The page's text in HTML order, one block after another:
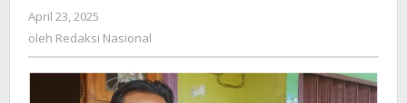
Posyandu
Balita
April 23, 2025
Redaksi
oleh Redaksi Nasional